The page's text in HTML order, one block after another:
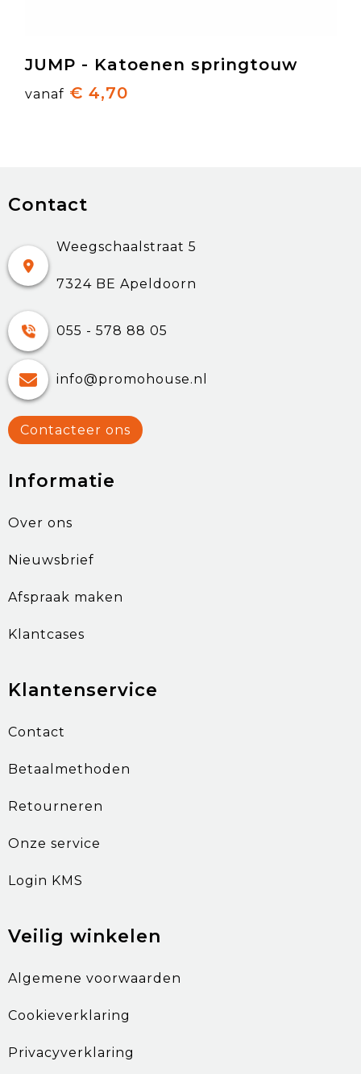
JUMP - Katoenen springtouw
vanaf € 4,70
Contact
Weegschaalstraat 5
7324 BE Apeldoorn
055 - 578 88 05
info@promohouse.nl
Contacteer ons
Informatie
Over ons
Nieuwsbrief
Afspraak maken
Klantcases
Klantenservice
Contact
Betaalmethoden
Retourneren
Onze service
Login KMS
Veilig winkelen
Algemene voorwaarden
Cookieverklaring
Privacyverklaring